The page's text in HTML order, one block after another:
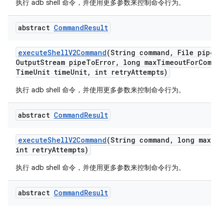
执行 adb shell 命令，并使用更多参数来控制命令行为。
abstract CommandResult
executeShellV2Command(String command , File pipe
OutputStream pipeToError, long maxTimeoutFor
TimeUnit timeUnit, int retryAttempts)
执行 adb shell 命令，并使用更多参数来控制命令行为。
abstract CommandResult
executeShellV2Command(String command , long max
int retryAttempts)
执行 adb shell 命令，并使用更多参数来控制命令行为。
abstract CommandResult